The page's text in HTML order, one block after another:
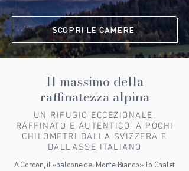
SCOPRI LE CAMERE
Il massimo della
raffinatezza alpina
UN RIFUGIO ECCEZIONALE,
RAFFINATO E AUTENTICO, A POCHI
CHILOMETRI DALLA SVIZZERA E
DALL'ASSE ITALIANO
A Cordon, il «balcone del Monte Bianco», lo Chalet